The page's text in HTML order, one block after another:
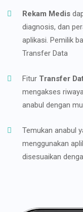
Rekam Medis
diagnosis, dan
aplikasi. Pemilik
Transfer Data
Fitur Transfer
mengakses
anabul dengan
Temukan anabul
menggunakan
disesuaikan